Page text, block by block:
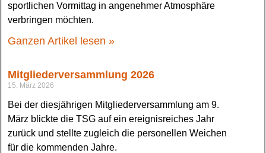
sportlichen Vormittag in angenehmer Atmosphäre
verbringen möchten.
Ganzen Artikel lesen »
Mitgliederversammlung 2026
15. März 2026
Bei der diesjährigen Mitgliederversammlung am 9.
März blickte die TSG auf ein ereignisreiches Jahr
zurück und stellte zugleich die personellen Weichen
für die kommenden Jahre.